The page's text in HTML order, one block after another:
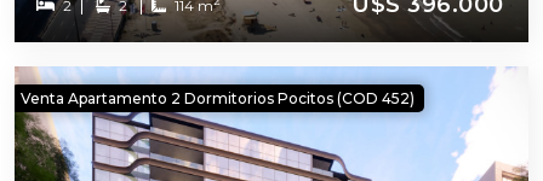
2 2 114 m
Venta Apartamento 2 Dormitorios Pocitos (COD 452)